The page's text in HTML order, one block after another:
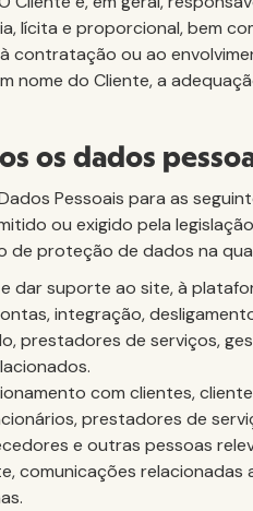
lícita e proporcional, bem
contratação ou ao
nome do Cliente, a
os dados
Pessoais para as
ou exigido pela
de proteção de dados na
dar suporte ao site, à
integração,
prestadores de serviços,
com clientes,
prestadores de
e outras pessoas
comunicações relacionadas